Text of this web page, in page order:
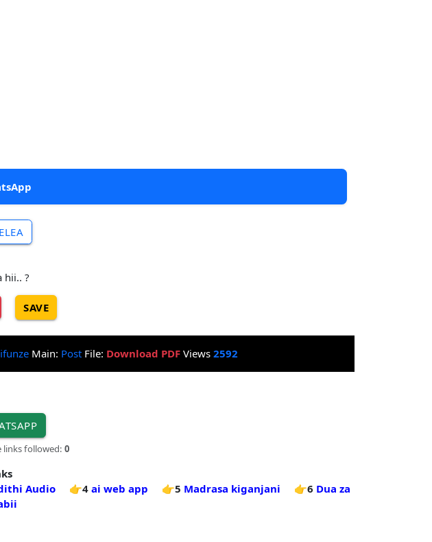
hii.. ?
SAVE
Main: PostFile: Download PDFViews 2592
links followed: 0
Audio 👉4 ai web app 👉5 Madrasa kiganjani 👉6 Dua za